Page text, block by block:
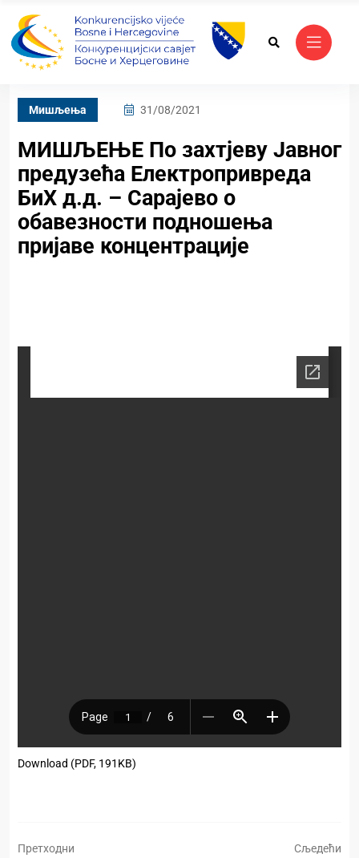
Mишљења 31/08/2021
МИШЉЕЊЕ По захтјеву Јавног
предузећа Електропривреда
БиХ д.д. – Сарајево о
обавезности подношења
пријаве концентрације
Download (PDF, 191KB)
Претходни Сљедећи